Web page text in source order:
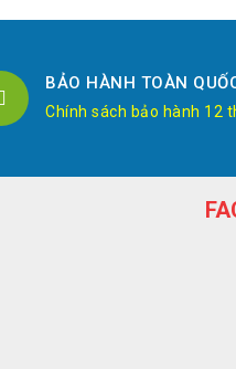
BẢO HÀNH TOÀN
Chính sách bảo hành 12